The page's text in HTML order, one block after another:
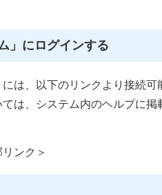
」にログインする
は、以下のリンクより接続可
は、システム内のヘルプに掲
リンク＞